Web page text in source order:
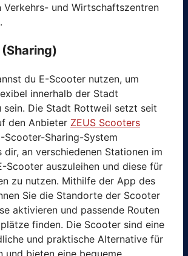
Verkehrs- und Wirtschaftszentren
du E-Scooter nutzen, um
innerhalb der Stadt
sein. Die Stadt Rottweil setzt seit
den Anbieter ZEUS Scooters
Scooter-Sharing-System
dir, an verschiedenen Stationen im
Scooter auszuleihen und diese für
zu nutzen. Mithilfe der App des
Sie die Standorte der Scooter
aktivieren und passende Routen
finden. Die Scooter sind eine
und praktische Alternative für